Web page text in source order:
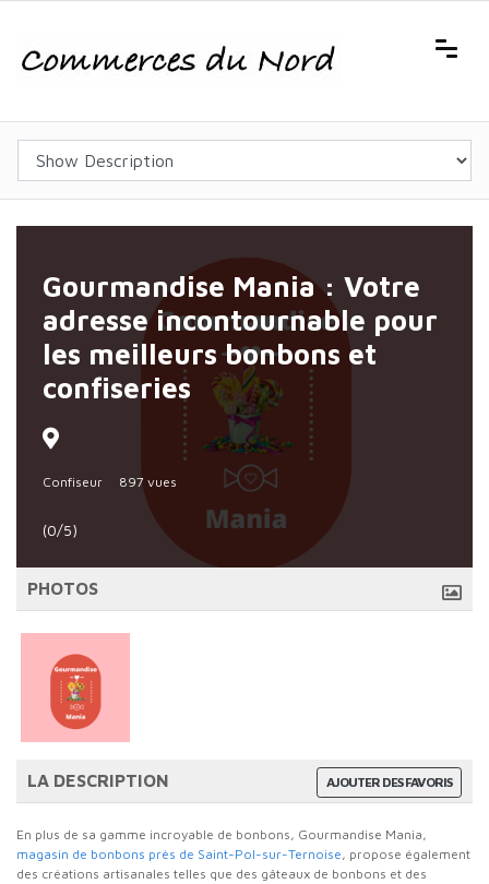
Gourmandise Mania : Votre
adresse incontournable pour
les meilleurs bonbons et
confiseries
Confiseur 897 vues
(0/5)
PHOTOS
AJOUTER DES FAVORIS
LA DESCRIPTION
En plus de sa gamme incroyable de bonbons, Gourmandise Mania,
magasin de bonbons près de Saint-Pol-sur-Ternoise, propose également
des créations artisanales telles que des gâteaux de bonbons et des